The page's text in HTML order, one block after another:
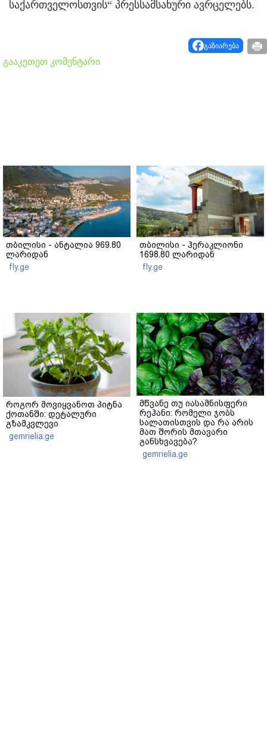
საქართველოსთვის“ პრესსამსახური ავრცელებს.
გაზიარება
გააკეთეთ კომენტარი
თბილისი - ანტალია 969.80
ლარიდან
fly.ge
თბილისი - ჰერაკლიონი
1698.80 ლარიდან
fly.ge
როგორ მოვიყვანოთ პიტნა
ქოთანში: დეტალური
გზამკვლევი
gemrielia.ge
მწვანე თუ იასამნისფერი
რეჰანი: რომელი ჯობს
სალათისთვის და რა არის
მათ შორის მთავარი
განსხვავება?
gemrielia.ge